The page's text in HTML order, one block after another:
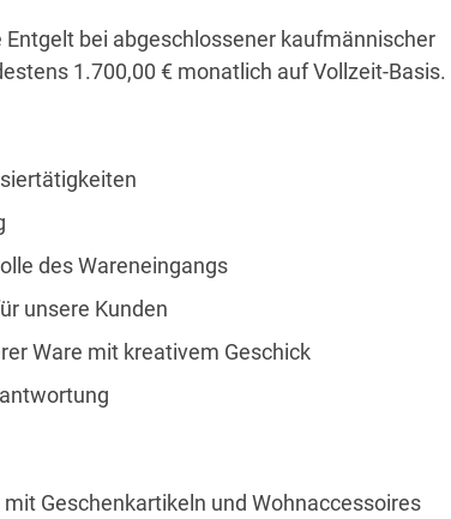
bei abgeschlossener kaufmännischer
1.700,00 € monatlich auf Vollzeit-Basis.
des Wareneingangs
unsere Kunden
Ware mit kreativem Geschick
Geschenkartikeln und Wohnaccessoires